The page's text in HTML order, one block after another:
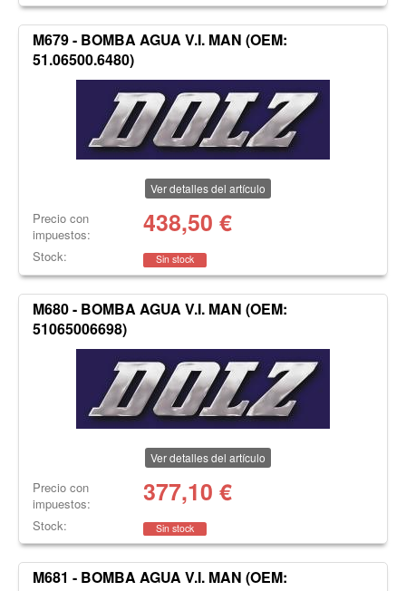
M679 - BOMBA AGUA V.I. MAN (OEM:
51.06500.6480)
Ver detalles del artículo
Precio con
impuestos:
438,50 €
Stock: Sin stock
M680 - BOMBA AGUA V.I. MAN (OEM:
51065006698)
Ver detalles del artículo
Precio con
impuestos:
377,10 €
Stock: Sin stock
M681 - BOMBA AGUA V.I. MAN (OEM: